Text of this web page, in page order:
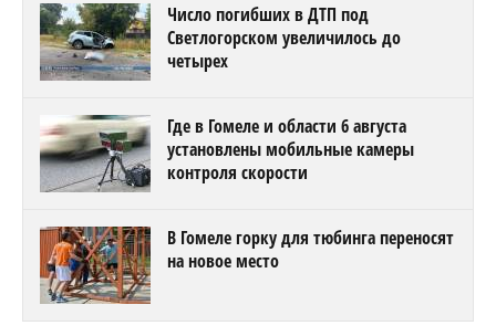
Число погибших в ДТП под
Светлогорском увеличилось до
четырех
Где в Гомеле и области 6 августа
установлены мобильные камеры
контроля скорости
В Гомеле горку для тюбинга переносят
на новое место